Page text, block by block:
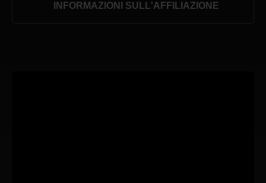
INFORMAZIONI SULL'AFFILIAZIONE